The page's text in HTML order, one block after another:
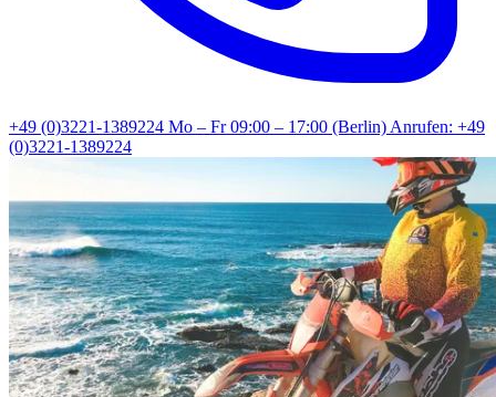
+49 (0)3221-1389224 Mo – Fr 09:00 – 17:00 (Berlin)Anrufen: +49
(0)3221-1389224